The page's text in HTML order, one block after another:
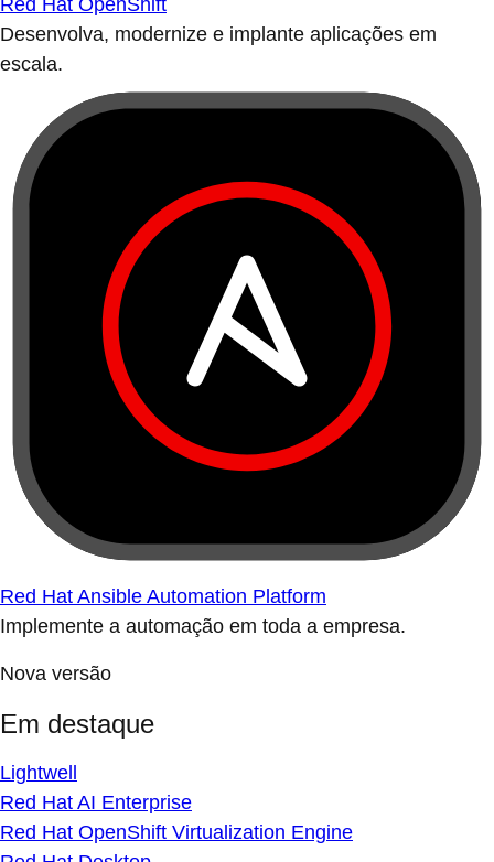
Red Hat OpenShift
Desenvolva, modernize e implante aplicações em
escala.
Red Hat Ansible Automation Platform
Implemente a automação em toda a empresa.
Nova versão
Em destaque
Lightwell
Red Hat AI Enterprise
Red Hat OpenShift Virtualization Engine